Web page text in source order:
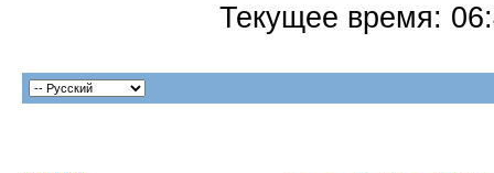
Текущее время: